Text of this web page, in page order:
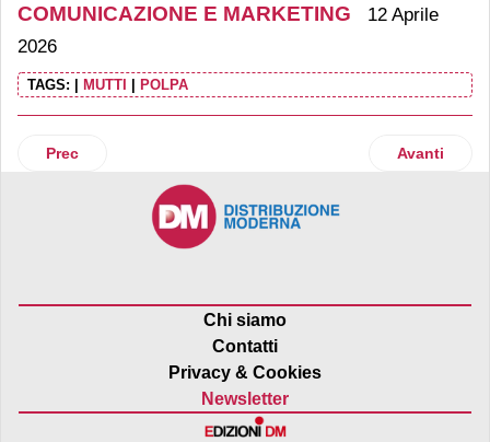
COMUNICAZIONE E MARKETING
12 Aprile
2026
TAGS: MUTTI POLPA
Articolo precedente: Vog e Gallo Rosso: collaborazione
Prec Articolo
Avanti
Chi siamo
Contatti
Privacy & Cookies
Newsletter